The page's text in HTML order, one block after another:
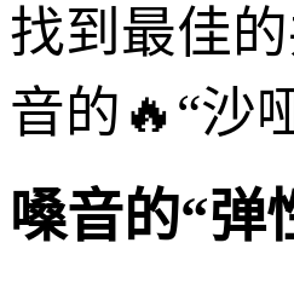
找到最佳
音的🔥“沙
嗓音的“弹